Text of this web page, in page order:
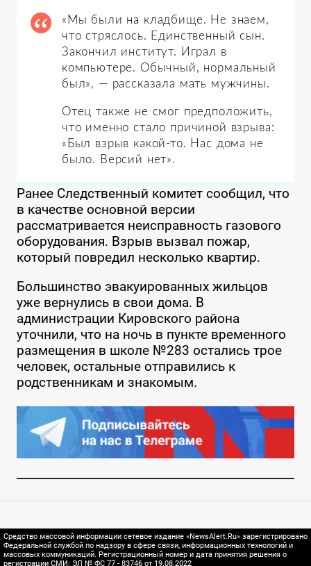
«Мы были на кладбище. Не знаем,
что стряслось. Единственный сын.
Закончил институт. Играл в
компьютере. Обычный, нормальный
был», — рассказала мать мужчины.
Отец также не смог предположить,
что именно стало причиной взрыва:
«Был взрыв какой-то. Нас дома не
было. Версий нет».
Ранее Следственный комитет сообщил, что
в качестве основной версии
рассматривается неисправность газового
оборудования. Взрыв вызвал пожар,
который повредил несколько квартир.
Большинство эвакуированных жильцов
уже вернулись в свои дома. В
администрации Кировского района
уточнили, что на ночь в пункте временного
размещения в школе №283 остались трое
человек, остальные отправились к
родственникам и знакомым.
Средство массовой информации сетевое издание «NewsAlert.Ru» зарегистрировано
Федеральной службой по надзору в сфере связи, информационных технологий и
массовых коммуникаций. Регистрационный номер и дата принятия решения о
регистрации СМИ: ЭЛ № ФС 77 - 83746 от 19.08.2022